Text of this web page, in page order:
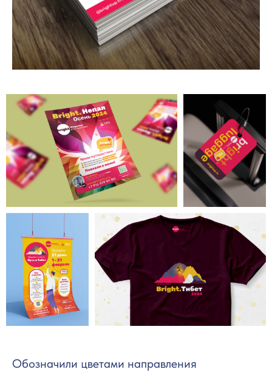
Обозначили цветами направления